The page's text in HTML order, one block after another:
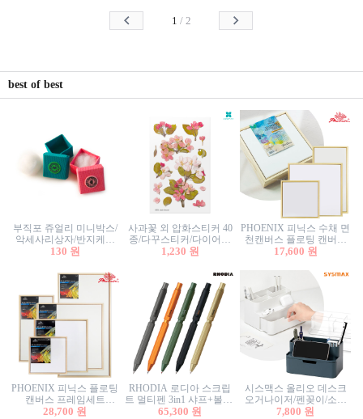
칼라색지/고급복사지
1 / 2
best of best
부직포 쥬얼리 미니박스/
악세사리상자/반지케이
스/반지상자/귀걸이상자/
130 원
사과꽃 외 압화스티커 40
종/다꾸스티커/다이어리
꾸미기/꽃스티커/자연물
1,230 원
PHOENIX 피닉스 수채 면
천캔버스 플로팅 캔버스
프레임세트 30x30cm/액자
17,600 원
PHOENIX 피닉스 플로팅
캔버스 프레임세트
50x50cm/액자캔버스/인테
28,700 원
RHODIA 로디아 스크립
트 멀티펜 3in1 샤프+볼펜/
무광택 알루미늄 육각배
65,300 원
시스맥스 올리오 데스크
오거나이저/펜꽂이/소품
꽂이/소품함/정리함/수납
7,800 원